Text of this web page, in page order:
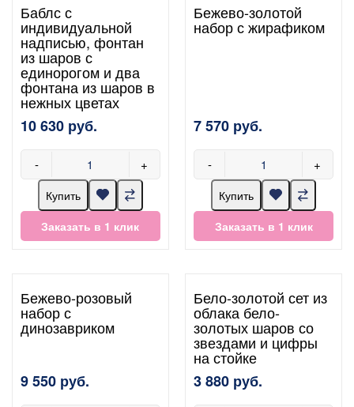
Баблс с
индивидуальной
надписью, фонтан
из шаров с
единорогом и два
фонтана из шаров в
нежных цветах
10 630 руб.
- +
Купить
Заказать в 1 клик
Бежево-золотой
набор с жирафиком
7 570 руб.
- +
Купить
Заказать в 1 клик
Бежево-розовый
набор с
динозавриком
9 550 руб.
Бело-золотой сет из
облака бело-
золотых шаров со
звездами и цифры
на стойке
3 880 руб.